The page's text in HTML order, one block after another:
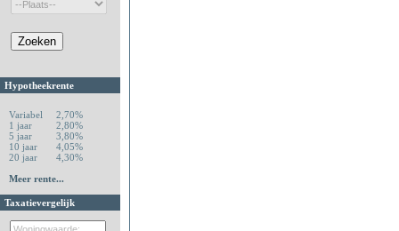
Hypotheekrente
Variabel
2,70%
1 jaar
2,80%
5 jaar
3,80%
10 jaar
4,05%
20 jaar
4,30%
Meer rente...
Taxatievergelijk